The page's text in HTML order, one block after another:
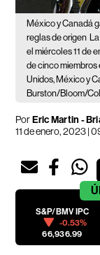
México y Canadá
reglas de origen
el miércoles 11 de
de cinco
Unidos, México y
Burston/Bloom/
PorEric Martin -
11 de enero, 2023 |
S&P/BMV IPC
-0.53%
66,936.99